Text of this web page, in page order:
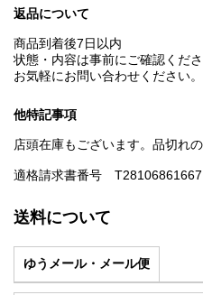
返品について
商品到着後7日以内
状態・内容は事前にご確認くださ
お気軽にお問い合わせください。
他特記事項
店頭在庫もございます。品切れ
適格請求書番号
送料について
ゆうメール・メール便